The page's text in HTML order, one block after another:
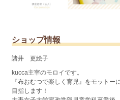
ショップ情報
諸井 更絵子
kucca主宰のモロイです。
『布おむつで楽しく育児』をモット
目指します！